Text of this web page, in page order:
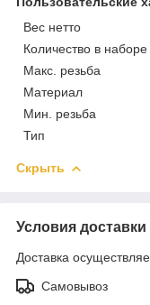
Вес нетто
Количество в наборе
Макс. резьба
Материал
Мин. резьба
Тип
Скрыть
Условия доставки
Доставка
Самовывоз